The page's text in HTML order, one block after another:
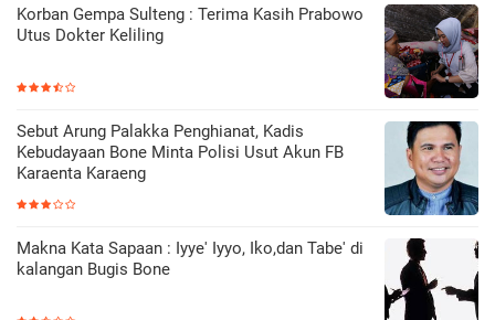
Korban Gempa Sulteng : Terima Kasih Prabowo
Utus Dokter Keliling
Sebut Arung Palakka Penghianat, Kadis
Kebudayaan Bone Minta Polisi Usut Akun FB
Karaenta Karaeng
Makna Kata Sapaan : Iyye' Iyyo, Iko,dan Tabe' di
kalangan Bugis Bone